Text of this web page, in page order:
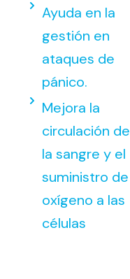
Ayuda en la
gestión en
ataques de
pánico.
Mejora la
circulación de
la sangre y el
suministro de
oxígeno a las
células